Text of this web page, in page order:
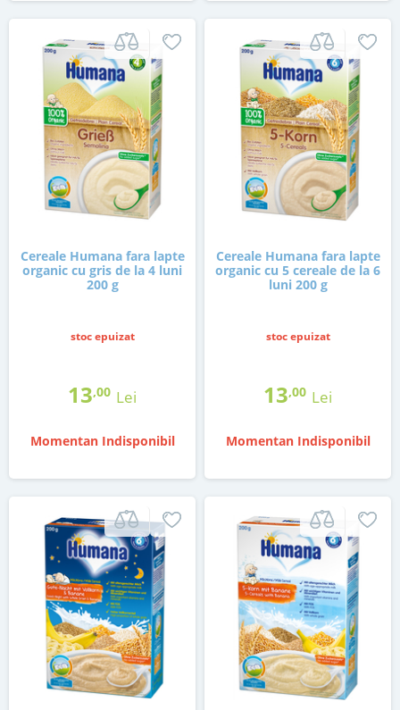
Cereale Humana fara lapte
organic cu gris de la 4 luni
200 g
stoc epuizat
13,00 Lei
Momentan Indisponibil
Cereale Humana fara lapte
organic cu 5 cereale de la 6
luni 200 g
stoc epuizat
13,00 Lei
Momentan Indisponibil